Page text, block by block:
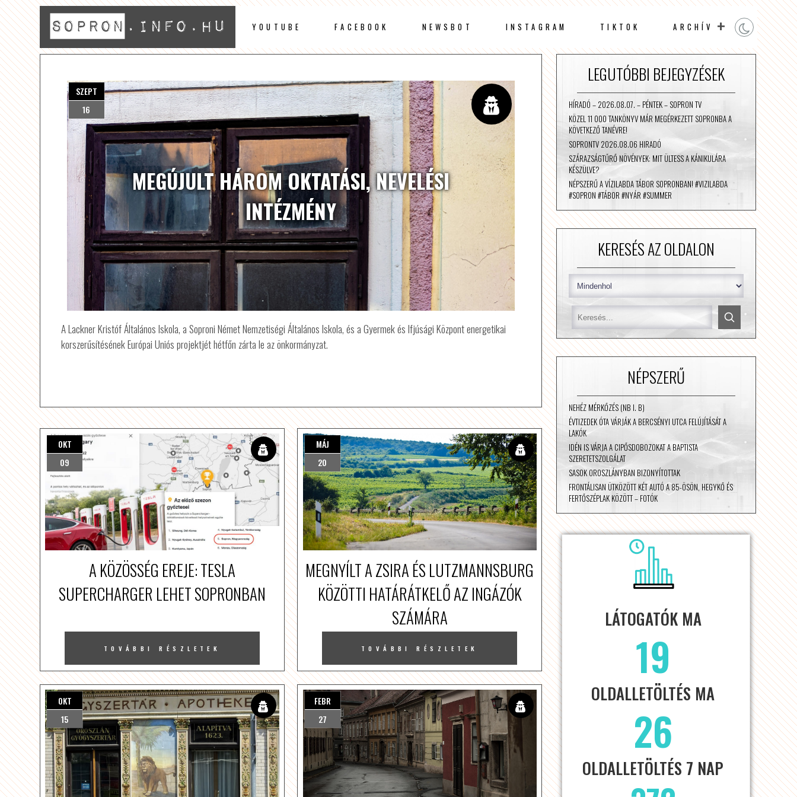
YOUTUBE FACEBOOK NEWSBOT INSTAGRAM TIKTOK ARCHÍV
MEGÚJULT HÁROM OKTATÁSI, NEVELÉSI
INTÉZMÉNY
SZEPT
16
A Lackner Kristóf Általános Iskola, a Soproni Német Nemzetiségi Általános Iskola, és a Gyermek és Ifjúsági Központ energetikai
korszerűsítésének Európai Uniós projektjét hétfőn zárta le az önkormányzat.
OKT
09
A KÖZÖSSÉG EREJE: TESLA
SUPERCHARGER LEHET SOPRONBAN
TOVÁBBI RÉSZLETEK
MÁJ
20
MEGNYÍLT A ZSIRA ÉS LUTZMANNSBURG
KÖZÖTTI HATÁRÁTKELŐ AZ INGÁZÓK
SZÁMÁRA
TOVÁBBI RÉSZLETEK
OKT
15
FEBR
27
LEGUTÓBBI BEJEGYZÉSEK
HÍRADÓ – 2026.08.07. – PÉNTEK – SOPRON TV
KÖZEL 11 000 TANKÖNYV MÁR MEGÉRKEZETT SOPRONBA A
KÖVETKEZŐ TANÉVRE!
SOPRONTV 2026.08.06 HIRADÓ
SZÁRAZSÁGTŰRŐ NÖVÉNYEK: MIT ÜLTESS A KÁNIKULÁRA
KÉSZÜLVE?
NÉPSZERŰ A VÍZILABDA TÁBOR SOPRONBAN! #VIZILABDA
#SOPRON #TÁBOR #NYÁR #SUMMER
KERESÉS AZ OLDALON
NÉPSZERŰ
NEHÉZ MÉRKŐZÉS (NB I. B)
ÉVTIZEDEK ÓTA VÁRJÁK A BERCSÉNYI UTCA FELÚJÍTÁSÁT A
LAKÓK
IDÉN IS VÁRJA A CIPŐSDOBOZOKAT A BAPTISTA
SZERETETSZOLGÁLAT
SASOK OROSZLÁNYBAN BIZONYÍTOTTAK
FRONTÁLISAN ÜTKÖZÖTT KÉT AUTÓ A 85-ÖSÖN, HEGYKŐ ÉS
FERTŐSZÉPLAK KÖZÖTT – FOTÓK
LÁTOGATÓK MA
19
OLDALLETÖLTÉS MA
26
OLDALLETÖLTÉS 7 NAP